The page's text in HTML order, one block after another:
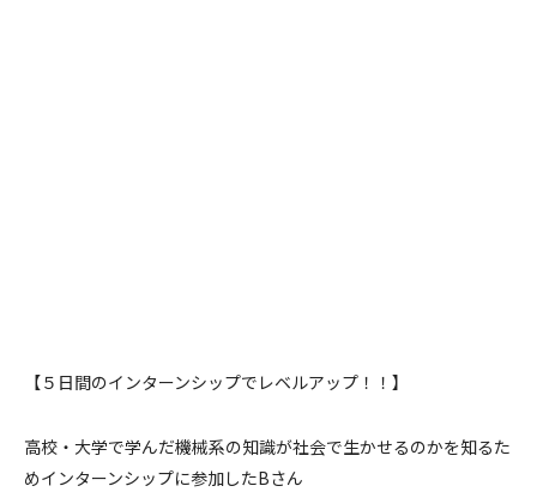
【５日間のインターンシップでレベルアップ！！】
高校・大学で学んだ機械系の知識が社会で生かせるのかを知るた
めインターンシップに参加したBさん